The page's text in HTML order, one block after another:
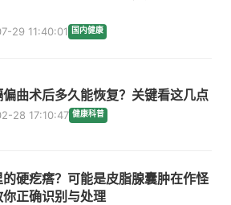
29 11:40:01 国内健康
曲术后多久能恢复？关键看这几点
28 17:10:47 健康科普
硬疙瘩？可能是皮脂腺囊肿在作怪
正确识别与处理